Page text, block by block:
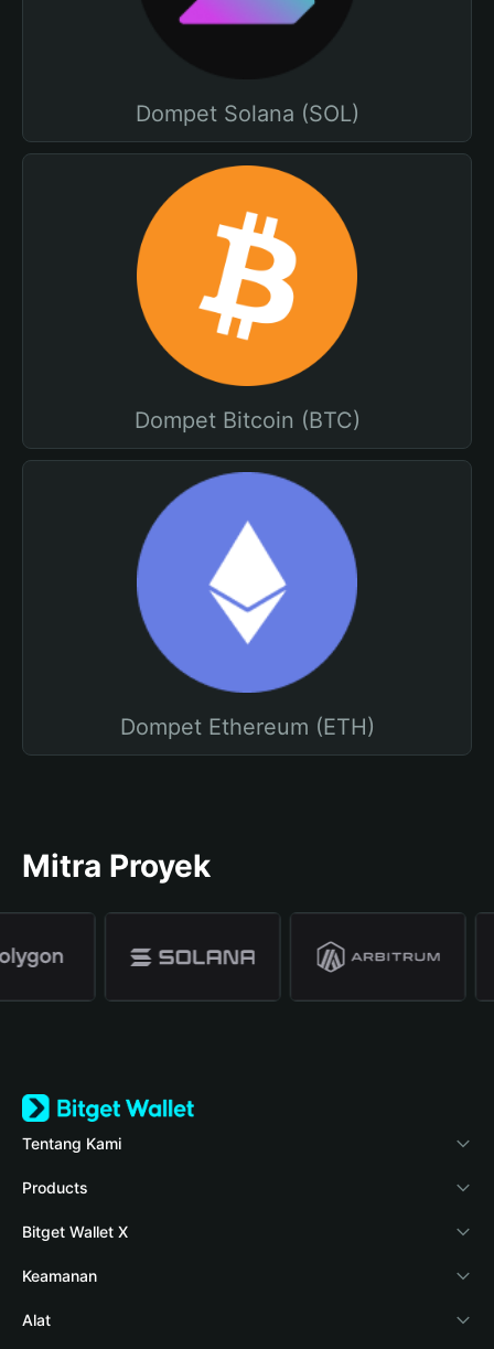
Dompet Solana (SOL)
Dompet Bitcoin (BTC)
Dompet Ethereum (ETH)
Mitra Proyek
Tentang Kami
Bitget Wallet
Blog
Verifikasi keaslian
Berita kripto
Products
Crypto Card
Stablecoin Earn
Payfi Crypto
Bitget Wallet X
Pengembang
Hubungkan dompet
Keamanan
Dana perlindungan
Alat